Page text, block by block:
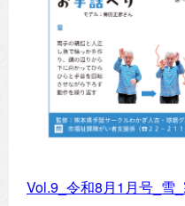
Vol.9_令和8月1月号_雪